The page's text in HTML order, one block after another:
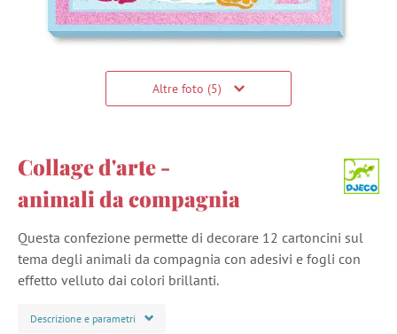
Altre foto (5)
Collage d'arte -
animali da compagnia
Questa confezione permette di decorare 12 cartoncini sul
tema degli animali da compagnia con adesivi e fogli con
effetto velluto dai colori brillanti.
Descrizione e parametri